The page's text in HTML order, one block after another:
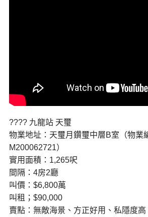
???? 九龍站 天璽
物業地址：天璽月鑽璽中層B室（物業
M200062721）
實用面積：1,265呎
間隔：4房2廳
叫價：$6,800萬
叫租；$90,000
賣點：無敵海景、方正好用、私隱度高